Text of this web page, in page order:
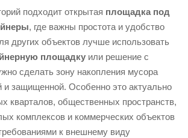
подходит открытая площадка под
, где важны простота и удобство
других объектов лучше использовать
площадку или решение с
сделать зону накопления мусора
и защищенной. Особенно это актуально
кварталов, общественных пространств,
комплексов и коммерческих объектов
к внешнему виду